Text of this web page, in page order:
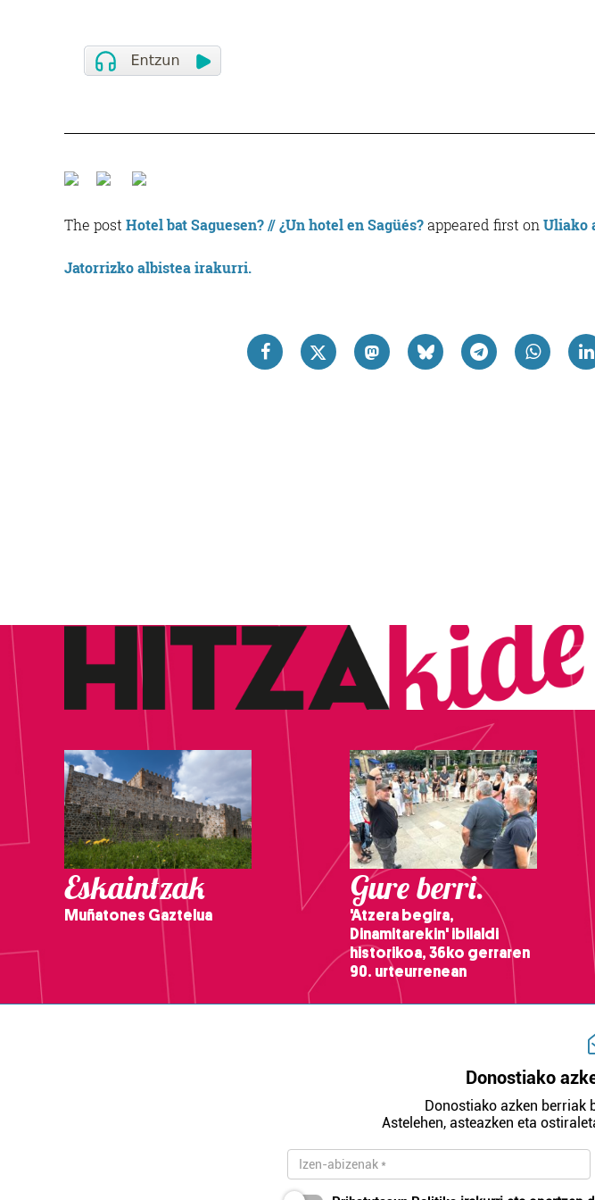
The post Hotel bat Saguesen? // ¿Un hotel en Sagüés?appeared first on Uliako
Jatorrizko albistea irakurri.
Eskaintzak
Muñatones Gaztelua
Gure berri.
'Atzera begira,
Dinamitarekin' ibilaldi
historikoa, 36ko gerraren
90. urteurrenean
Donostiako
Donostiako azken berriak
Astelehen, asteazken eta